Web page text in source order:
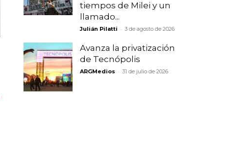
tiempos de Milei y un
llamado...
Julián Pilatti - 3 de agosto de 2026
Avanza la privatización
de Tecnópolis
ARGMedios - 31 de julio de 2026